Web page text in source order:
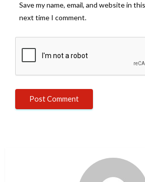
Save my name, email, and website in
next time I comment.